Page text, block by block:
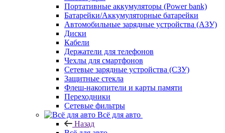
Портативные аккумуляторы (Power bank)
Батарейки/Аккумуляторные батарейки
Автомобильные зарядные устройства (АЗУ)
Диски
Кабели
Держатели для телефонов
Чехлы для смартфонов
Сетевые зарядные устройства (СЗУ)
Защитные стекла
Флеш-накопители и карты памяти
Переходники
Сетевые фильтры
Всё для авто
Назад